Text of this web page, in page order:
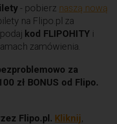
- pobierz naszą nową
na Flipo.pl za
kod FLIPOHITY i
zamówienia.
za
zł BONUS od Flipo.
Flipo.pl. Kliknij,